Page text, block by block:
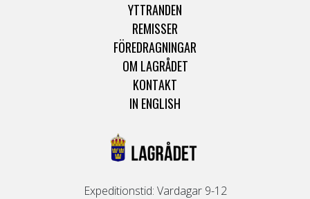
YTTRANDEN
REMISSER
FÖREDRAGNINGAR
OM LAGRÅDET
KONTAKT
IN ENGLISH
Expeditionstid: Vardagar 9-12